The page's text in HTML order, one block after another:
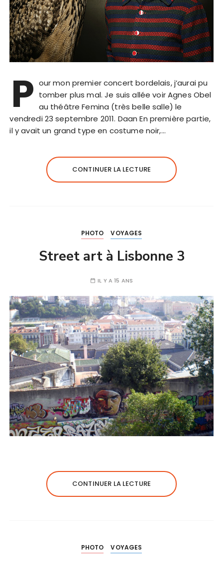
P our mon premier concert bordelais, j’aurai pu
tomber plus mal. Je suis allée voir Agnes Obel
au théâtre Femina (très belle salle) le
vendredi 23 septembre 2011. Daan En première partie,
il y avait un grand type en costume noir,…
CONTINUER LA LECTURE
PHOTO VOYAGES
Street art à Lisbonne 3
IL Y A 15 ANS
CONTINUER LA LECTURE
PHOTO VOYAGES